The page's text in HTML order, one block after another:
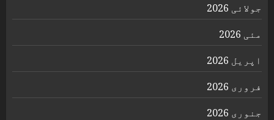
جولائی 2026
مئی 2026
اپریل 2026
فروری 2026
جنوری 2026